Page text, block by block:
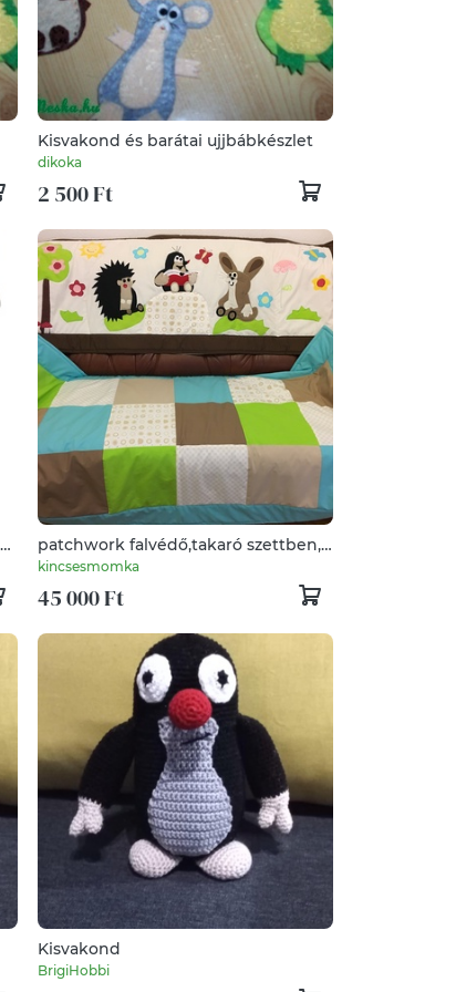
Kisvakond és barátai ujjbábkészlet
dikoka
2 500 Ft
patchwork falvédő,takaró szettben,
Kisvakond, süni,
kincsesmomka
45 000 Ft
Kisvakond
BrigiHobbi